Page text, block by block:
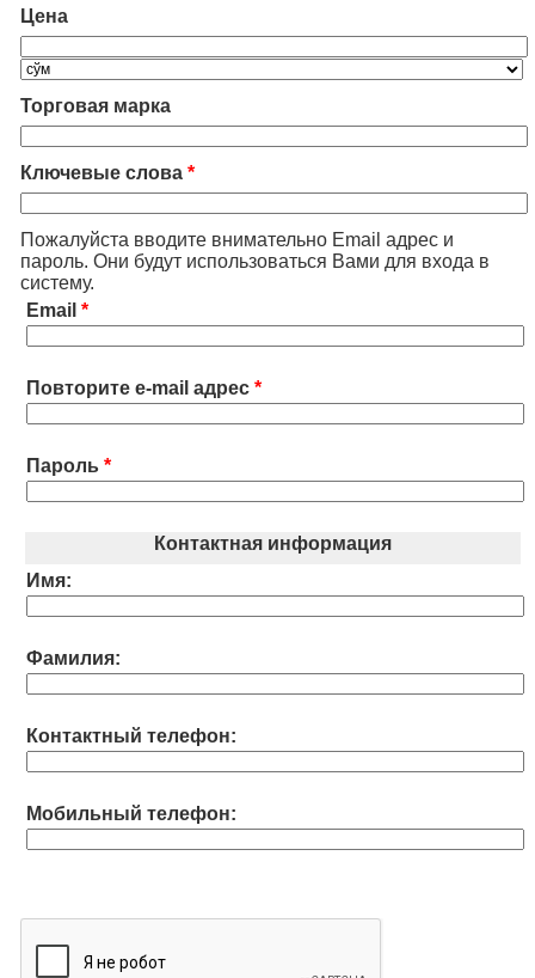
Цена
Торговая марка
Ключевые слова *
Пожалуйста вводите внимательно Email адрес и
пароль. Они будут использоваться Вами для входа в
систему.
Email *
Повторите e-mail адрес *
Пароль *
Контактная информация
Имя:
Фамилия:
Контактный телефон:
Мобильный телефон: